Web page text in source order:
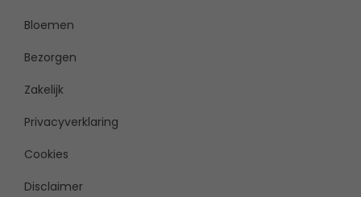
Bloemen
Bezorgen
Zakelijk
Privacyverklaring
Cookies
Disclaimer